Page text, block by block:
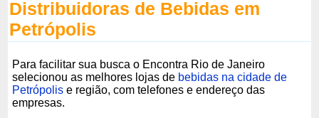
Distribuidoras de Bebidas em
Petrópolis
Para facilitar sua busca o Encontra Rio de Janeiro
selecionou as melhores lojas de bebidas na cidade de
Petrópolis e região, com telefones e endereço das
empresas.